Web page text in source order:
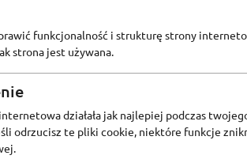
KOMFORT CCC SMYK
ZALANDO
funkcjonalność i strukturę strony
strona jest używana.
działała jak najlepiej podczas
odrzucisz te pliki cookie, niektóre funkcje